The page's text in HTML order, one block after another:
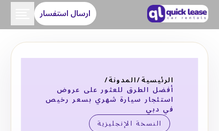
ارسال استفسار
الرئيسية/المدونة/
أفضل الطرق للعثور على عروض
استئجار سيارة شهري بسعر رخيص
في دبي
النسخة الإنجليزية